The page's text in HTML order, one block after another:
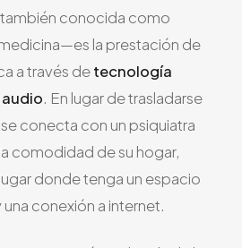
conocida como
la prestación de
a través detecnología
. En lugar de trasladarse
conecta con un psiquiatra
comodidad de su hogar,
donde tenga un espacio
conexión a internet.